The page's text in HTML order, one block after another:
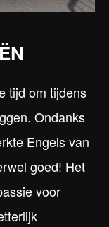
tijd om tijdens
Ondanks
Engels van
goed! Het
voor